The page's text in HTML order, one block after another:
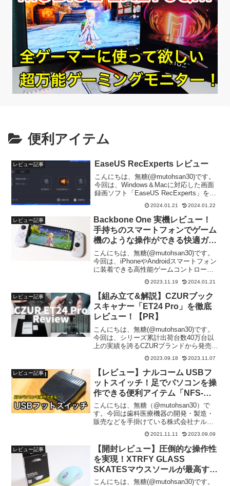
便利アイテム
レビュー記事 EaseUS RecExperts レビュー
こんにちは、無糖(@mutohsan30)です。
今回は、Windows＆Macに対応した画面
録画ソフト「EaseUS RecExperts」をレ
「EaseUS RecExpertsの特徴」「おすす
め機能」「メリ...
2024.01.21 2024.01.22
レビュー記事
Backbone One 実機レビュー！
手持ちのスマートフォンでゲーム
機のような操作ができる快適ガジ
ェット！
こんにちは、無糖(@mutohsan30)です。
今回は、iPhoneやAndroidスマートフォン
に装着できる高性能ゲームコントローラ
事では「開封 ～ 製品の外観チェック」
「実際の使用感」「メ...
2023.11.19 2024.01.21
レビュー記事
【組み立て&解説】CZURブック
スキャナー「ET24 Pro」を徹底
レビュー！【PR】
こんにちは、無糖(@mutohsan30)です。
今回は、シリーズ累計出荷台数40万台以
上の実績を誇るCZURブランドから発売予
ューします。当記事では「開封 ～ 組み立
ての様子」「実際の使用感」「メ...
2023.09.18 2023.11.07
レビュー記事
【レビュー】ナルコーム USBフ
ットスイッチ！足でパソコンを操
作できる便利アイテム「NFS-
01」を紹介します。【PR】
こんにちは、無糖（@mutohsan30）で
す。今回は歯科医療機器の開発・製造・
販売などを手掛けている株式会社ナルコ
ーム様から「USBフットスイッチ（NFS-
01）」を提供して頂いたので紹介しま
す。製品概要スペックメーカー/製品名株
式会社ナ...
2021.11.11 2023.09.09
レビュー記事
【開封レビュー】圧倒的な操作性
を実現！XTRFY GLASS
SKATESマウスソールが最高すぎ
る😆【PR】
こんにちは、無糖(@mutohsan30)です。